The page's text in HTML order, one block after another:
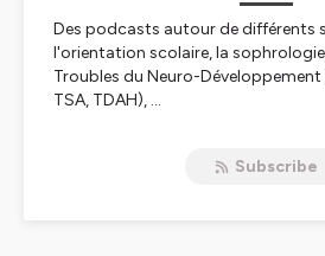
Des podcasts autour de différents
l'orientation scolaire, la
Troubles du Neuro-Développement
TSA, TDAH), ...
pour plusSubscribe